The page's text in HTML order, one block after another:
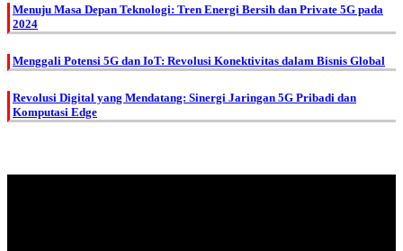
Menuju Masa Depan Teknologi: Tren Energi Bersih dan Private 5G pada
2024
Menggali Potensi 5G dan IoT: Revolusi Konektivitas dalam Bisnis Global
Revolusi Digital yang Mendatang: Sinergi Jaringan 5G Pribadi dan
Komputasi Edge